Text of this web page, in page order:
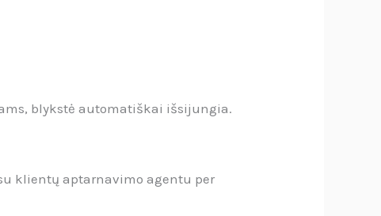
blykstė automatiškai išsijungia.
klientų aptarnavimo agentu per